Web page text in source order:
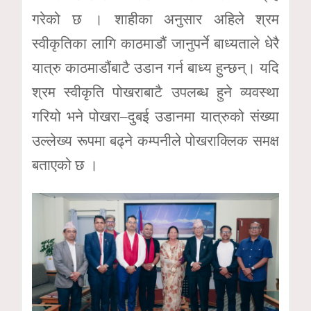
गरेको छ । शाहीका अनुसार अहिले श्रम
स्वीकृतिका लागि काठमाडौं जानुपर्ने बाध्यताले धेरै
यात्रु काठमाडौंबाटै उडान गर्न बाध्य हुन्छन्। यदि
श्रम स्वीकृति पोखराबाटै उपलब्ध हुने व्यवस्था
गरियो भने पोखरा–दुबई उडानमा यात्रुको संख्या
उल्लेख्य रूपमा बढ्ने कम्पनीले पोखराक्लिक समक्ष
बताएको छ ।